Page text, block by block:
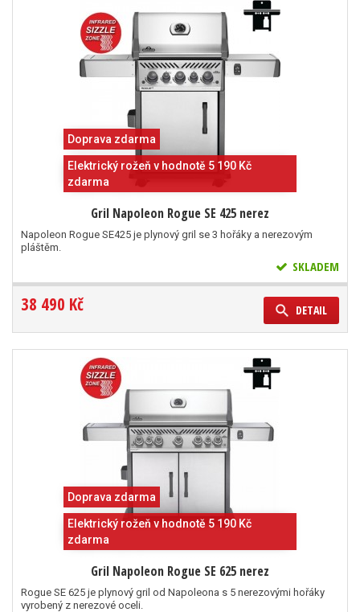
Doprava zdarma
Elektrický rožeň v hodnotě 5 190 Kč
zdarma
Gril Napoleon Rogue SE 425 nerez
Napoleon Rogue SE425 je plynový gril se 3 hořáky a nerezovým
pláštěm.
SKLADEM
38 490 Kč DETAIL
Doprava zdarma
Elektrický rožeň v hodnotě 5 190 Kč
zdarma
Gril Napoleon Rogue SE 625 nerez
Rogue SE 625 je plynový gril od Napoleona s 5 nerezovými hořáky
vyrobený z nerezové oceli.